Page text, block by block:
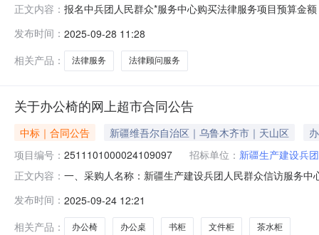
正文内容： 报名中兵团人民群众*服务中心购买法律服务项目预算金
法律顾问的各项要求，并指定稳定团队为服务对象服务
发布时间： 2025-09-28 11:28
相关产品：
法律服务 法律顾问服务
关于办公椅的网上超市合同公告
中标｜合同公告 新疆维吾尔自治区｜乌鲁木齐市｜天山区
项目编号： 2511101000024109097 招标单位： 新疆生产建设兵
正文内容： 一、采购人名称：新疆生产建设兵团人民群众信访服务
公椅裕泓bgy-46张6.0046027602【服务】送货上门服务
发布时间： 2025-09-24 12:21
相关产品：
办公椅 办公桌 书柜 文件柜 茶水柜